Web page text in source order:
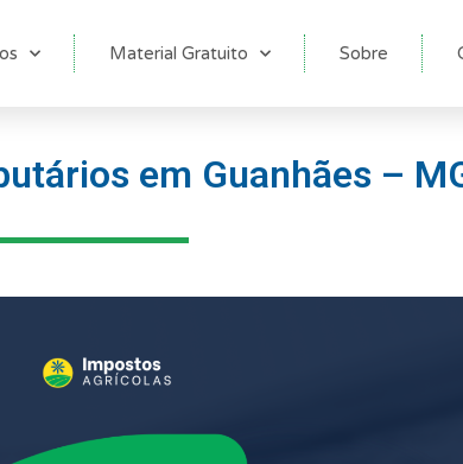
Material Gratuito Sobre
em Guanhães –